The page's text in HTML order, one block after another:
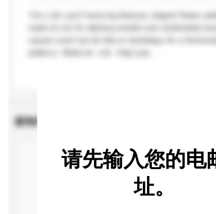
This silk scarf licensing features elegant flower
查询内容
请先输入您的电
址。